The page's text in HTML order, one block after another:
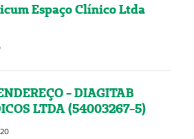
Espaço Clínico Ltda
- DIAGITAB
LTDA (54003267-5)